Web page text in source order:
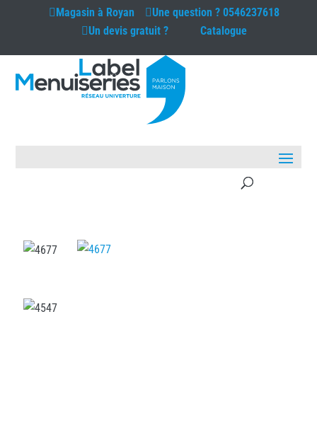
Magasin à Royan Une question ? 0546237618
Un devis gratuit ?
Catalogue